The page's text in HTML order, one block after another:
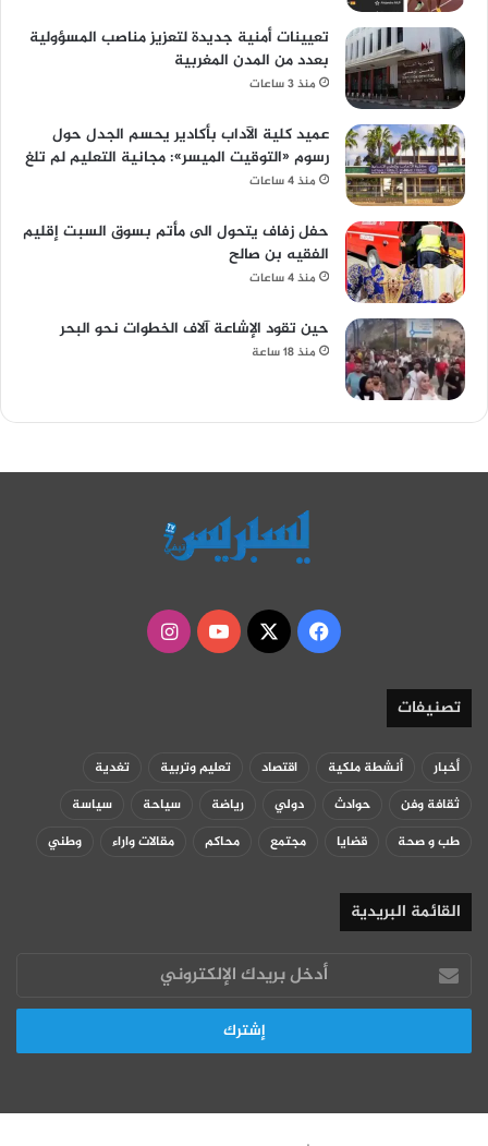
تعيينات أمنية جديدة لتعزيز مناصب المسؤولية
بعدد من المدن المغربية
منذ 3 ساعات
عميد كلية الآداب بأكادير يحسم الجدل حول
رسوم «التوقيت الميسر»: مجانية التعليم لم تلغ
منذ 4 ساعات
حفل زفاف يتحول الى مأتم بسوق السبت إقليم
الفقيه بن صالح
منذ 4 ساعات
حين تقود الإشاعة آلاف الخطوات نحو البحر
منذ 18 ساعة
فيسبوك
‫X
‫YouTubeانستقرام
تصنيفات
أخبار أنشطة ملكية اقتصاد تعليم وتربية
تغدية
ثقافة وفن
حوادث دولي رياضة سياحة
سياسة
طب و صحة
قضايا مجتمع محاكم مقالات واراء وطني
القائمة البريدية
أدخل
بريدك
الإلكتروني